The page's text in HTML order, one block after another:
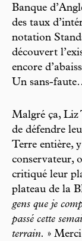
Banque
des taux
notation
découvert
encore
Un sans-
Malgré ça, Liz
de défendre
Terre entière,
conservateur,
critiqué leur
plateau de la
gens que je
passé cette
terrain. »